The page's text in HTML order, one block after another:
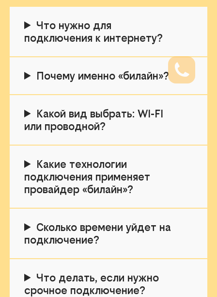
Что нужно для
подключения к интернету?
Почему именно «билайн»?
Какой вид выбрать: WI-FI
или проводной?
Какие технологии
подключения применяет
провайдер «билайн»?
Сколько времени уйдет на
подключение?
Что делать, если нужно
срочное подключение?